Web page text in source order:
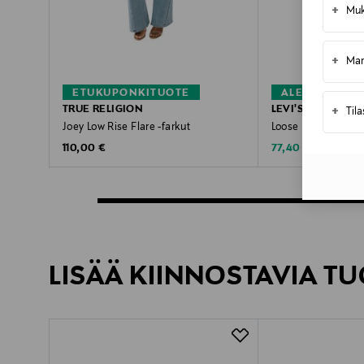
+
+
+
ETUKUPONKITUOTE
TRUE RELIGION
Joey Low Rise Flare -farkut
Original Price
110,00 €
ALE –40%
LEVI'S
Loose Boot -farkut
Discounted Price
77,40 €
LISÄÄ KIINNOSTAVIA